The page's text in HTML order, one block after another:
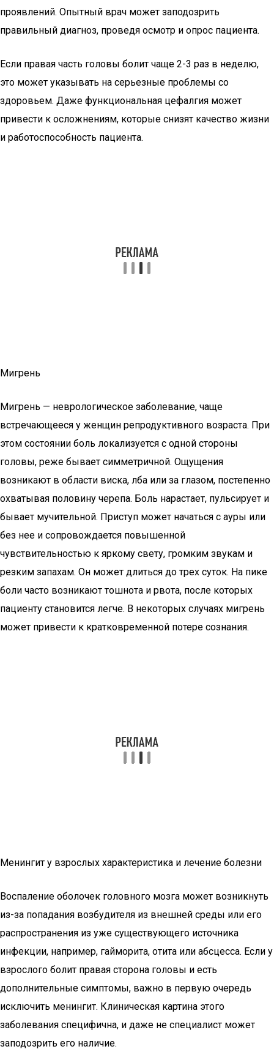
проявлений. Опытный врач может заподозрить
правильный диагноз, проведя осмотр и опрос пациента.
Если правая часть головы болит чаще 2-3 раз в неделю,
это может указывать на серьезные проблемы со
здоровьем. Даже функциональная цефалгия может
привести к осложнениям, которые снизят качество жизни
и работоспособность пациента.
Мигрень
Мигрень — неврологическое заболевание, чаще
встречающееся у женщин репродуктивного возраста. При
этом состоянии боль локализуется с одной стороны
головы, реже бывает симметричной. Ощущения
возникают в области виска, лба или за глазом, постепенно
охватывая половину черепа. Боль нарастает, пульсирует и
бывает мучительной. Приступ может начаться с ауры или
без нее и сопровождается повышенной
чувствительностью к яркому свету, громким звукам и
резким запахам. Он может длиться до трех суток. На пике
боли часто возникают тошнота и рвота, после которых
пациенту становится легче. В некоторых случаях мигрень
может привести к кратковременной потере сознания.
Менингит у взрослых характеристика и лечение болезни
Воспаление оболочек головного мозга может возникнуть
из-за попадания возбудителя из внешней среды или его
распространения из уже существующего источника
инфекции, например, гайморита, отита или абсцесса. Если у
взрослого болит правая сторона головы и есть
дополнительные симптомы, важно в первую очередь
исключить менингит. Клиническая картина этого
заболевания специфична, и даже не специалист может
заподозрить его наличие.